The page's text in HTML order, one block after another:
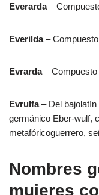
Everarda–
Everilda– Compuesto
Evrarda– Compuesto
Evrulfa– Del bajolatín
germánico Eber-wulf,
metafóricoguerrero,
Nombres
mujeres